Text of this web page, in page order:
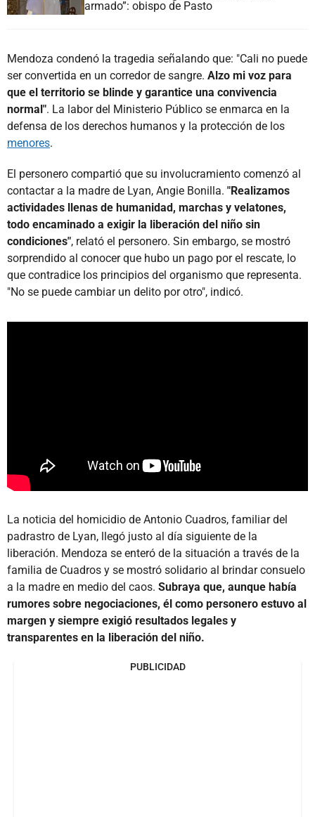
armado”: obispo de Pasto
Mendoza condenó la tragedia señalando que: "Cali no puede
ser convertida en un corredor de sangre. Alzo mi voz para
que el territorio se blinde y garantice una convivencia
normal". La labor del Ministerio Público se enmarca en la
defensa de los derechos humanos y la protección de los
menores.
El personero compartió que su involucramiento comenzó al
contactar a la madre de Lyan, Angie Bonilla. "Realizamos
actividades llenas de humanidad, marchas y velatones,
todo encaminado a exigir la liberación del niño sin
condiciones", relató el personero. Sin embargo, se mostró
sorprendido al conocer que hubo un pago por el rescate, lo
que contradice los principios del organismo que representa.
"No se puede cambiar un delito por otro", indicó.
La noticia del homicidio de Antonio Cuadros, familiar del
padrastro de Lyan, llegó justo al día siguiente de la
liberación. Mendoza se enteró de la situación a través de la
familia de Cuadros y se mostró solidario al brindar consuelo
a la madre en medio del caos. Subraya que, aunque había
rumores sobre negociaciones, él como personero estuvo al
margen y siempre exigió resultados legales y
transparentes en la liberación del niño.
PUBLICIDAD